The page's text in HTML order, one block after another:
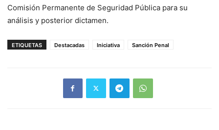
Comisión Permanente de Seguridad Pública para su
análisis y posterior dictamen.
ETIQUETAS Destacadas Iniciativa Sanción Penal